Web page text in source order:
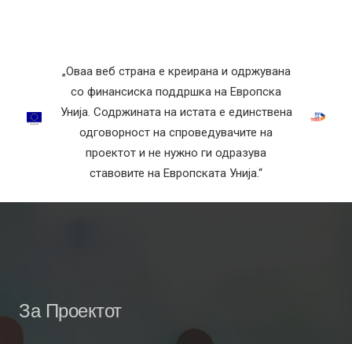
„Оваа веб страна е креирана и одржувана
со финансиска поддршка на Европска
Унија. Содржината на истата е единствена
одговорност на спроведувачите на
проектот и не нужно ги одразува
ставовите на Европската Унија.“
За Проектот